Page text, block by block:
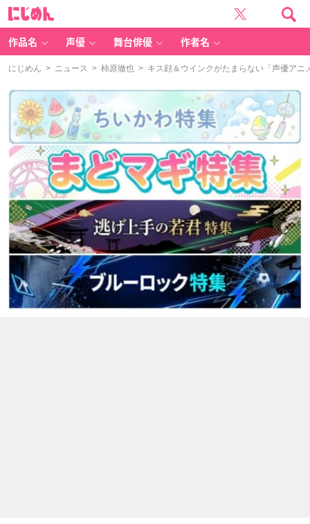
作品名 声優 舞台俳優 作者名
にじめん > ニュース > 柿原徹也 > キス顔＆ウインクがたまらない「声優アニ